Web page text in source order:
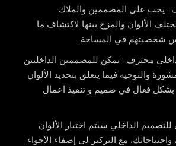
: يجب على المصممين والملاك
الألوان والمزج بينها لاكتشاف ما
شخصيتهم في المساحة.
محترف : يمكن للمصممين الداخليين
والتوجيه فيما يتعلق بتحديد الألوان
بشكل فعال في صميم و تنفيذ اعمال
الداخلي سيتم اختيار الألوان
مع التركيز لى إضفاء الأجواء